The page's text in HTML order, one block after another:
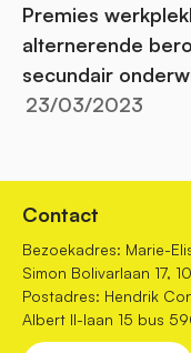
​​Premies
alternerende
secundair
23/03/2023
Contact
Bezoekadres: Marie-
Simon Bolivarlaan 17,
Postadres: Hendrik
Albert II-laan 15 bus